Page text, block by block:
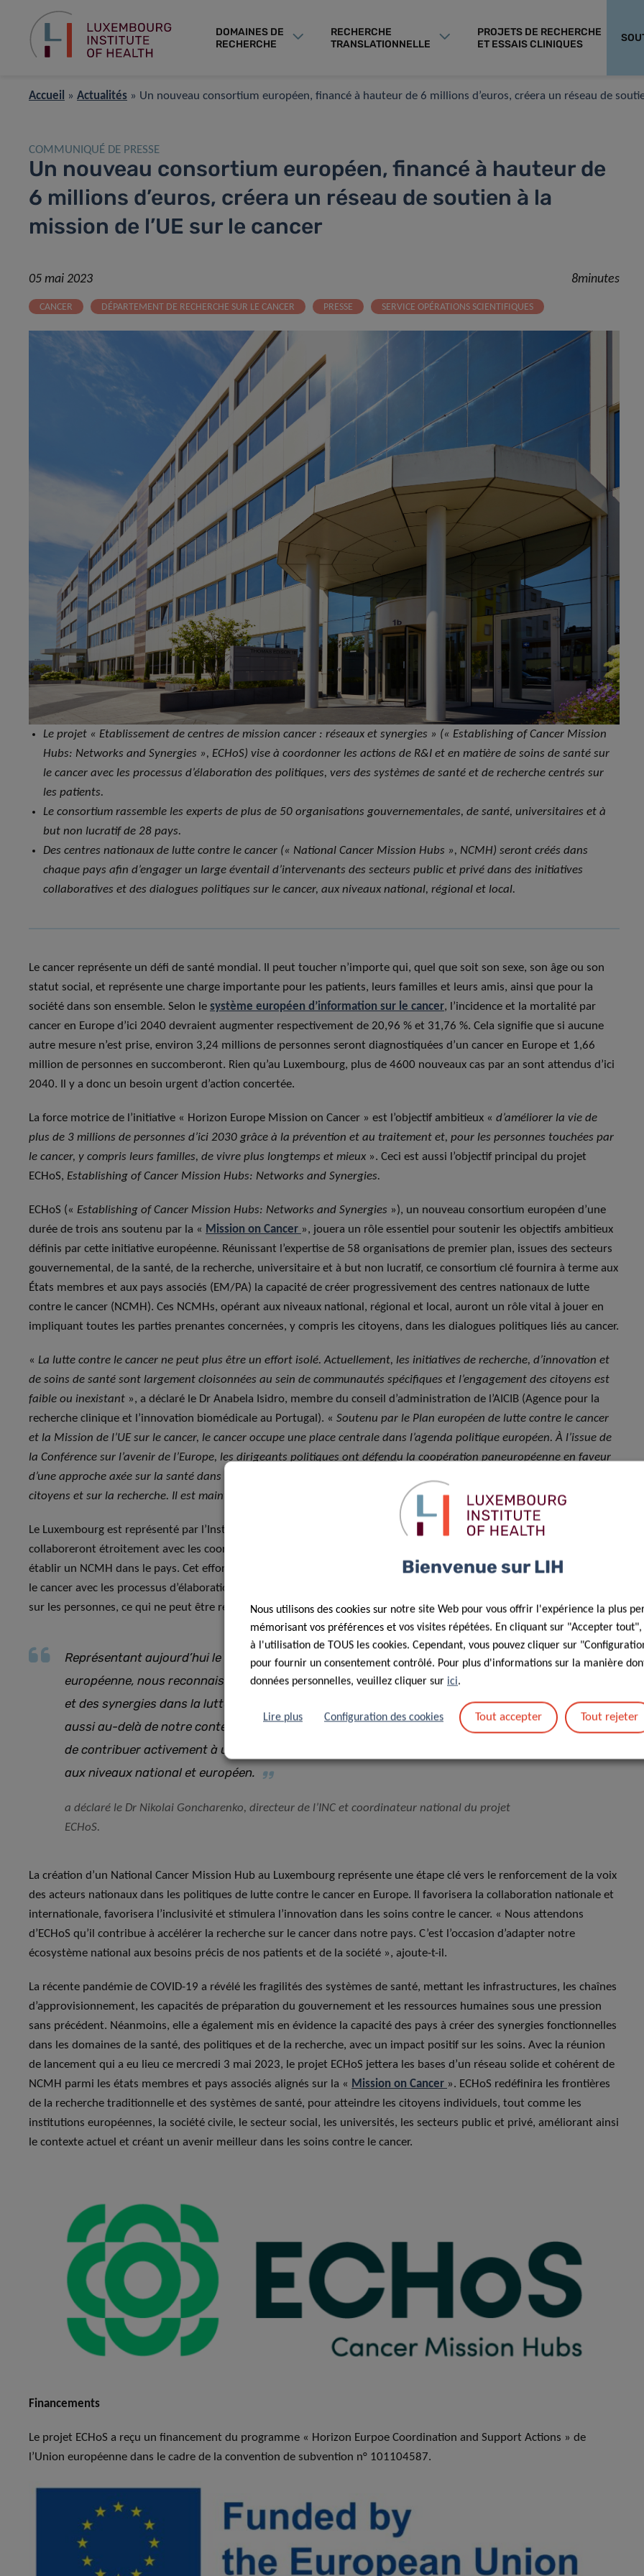
DOMAINES DE
RECHERCHE
RECHERCHE
TRANSLATIONNELLE
PROJETS DE RECHERCHE
ET ESSAIS CLINIQUES
Accueil » Actualités » Un nouveau consortium européen, financé à hauteur de 6 millions d’euros, créera un réseau de
COMMUNIQUÉ DE PRESSE
Un nouveau consortium européen, financé à hauteur de
6 millions d’euros, créera un réseau de soutien à la
mission de l’UE sur le cancer
05 mai 2023 8minutes
CANCER DÉPARTEMENT DE RECHERCHE SUR LE CANCER PRESSE SERVICE OPÉRATIONS SCIENTIFIQUES
Le projet « Etablissement de centres de mission cancer : réseaux et synergies » (« Establishing of Cancer Mission
Hubs: Networks and Synergies », ECHoS) vise à coordonner les actions de R&I et en matière de soins de santé sur
le cancer avec les processus d’élaboration des politiques, vers des systèmes de santé et de recherche centrés sur
les patients.
Le consortium rassemble les experts de plus de 50 organisations gouvernementales, de santé, universitaires et à
but non lucratif de 28 pays.
Des centres nationaux de lutte contre le cancer (« National Cancer Mission Hubs », NCMH) seront créés dans
chaque pays afin d’engager un large éventail d’intervenants des secteurs public et privé dans des initiatives
collaboratives et des dialogues politiques sur le cancer, aux niveaux national, régional et local.
Le cancer représente un défi de santé mondial. Il peut toucher n’importe qui, quel que soit son sexe, son âge ou son
statut social, et représente une charge importante pour les patients, leurs familles et leurs amis, ainsi que pour la
société dans son ensemble. Selon le système européen d’information sur le cancer, l’incidence et la mortalité par
cancer en Europe d’ici 2040 devraient augmenter respectivement de 20,96 % et 31,76 %. Cela signifie que si aucune
autre mesure n’est prise, environ 3,24 millions de personnes seront diagnostiquées d’un cancer en Europe et 1,66
million de personnes en succomberont. Rien qu’au Luxembourg, plus de 4600 nouveaux cas par an sont attendus d’ici
2040. Il y a donc un besoin urgent d’action concertée.
La force motrice de l’initiative « Horizon Europe Mission on Cancer » est l’objectif ambitieux « d’améliorer la vie de
plus de 3 millions de personnes d’ici 2030 grâce à la prévention et au traitement et, pour les personnes touchées par
le cancer, y compris leurs familles, de vivre plus longtemps et mieux ». Ceci est aussi l’objectif principal du projet
ECHoS, Establishing of Cancer Mission Hubs: Networks and Synergies.
ECHoS (« Establishing of Cancer Mission Hubs: Networks and Synergies »), un nouveau consortium européen d’une
durée de trois ans soutenu par la « Mission on Cancer », jouera un rôle essentiel pour soutenir les objectifs ambitieux
définis par cette initiative européenne. Réunissant l’expertise de 58 organisations de premier plan, issues des secteurs
gouvernemental, de la santé, de la recherche, universitaire et à but non lucratif, ce consortium clé fournira à terme aux
États membres et aux pays associés (EM/PA) la capacité de créer progressivement des centres nationaux de lutte
contre le cancer (NCMH). Ces NCMHs, opérant aux niveaux national, régional et local, auront un rôle vital à jouer en
impliquant toutes les parties prenantes concernées, y compris les citoyens, dans les dialogues politiques liés au cancer.
« La lutte contre le cancer ne peut plus être un effort isolé. Actuellement, les initiatives de recherche, d’innovation et
de soins de santé sont largement cloisonnées au sein de communautés spécifiques et l’engagement des citoyens est
faible ou inexistant », a déclaré le Dr Anabela Isidro, membre du conseil d’administration de l’AICIB (Agence pour la
recherche clinique et l’innovation biomédicale au Portugal). « Soutenu par le Plan européen de lutte contre le cancer
et la Mission de l’UE sur le cancer, le cancer occupe une place centrale dans l’agenda politique européen. À l’issue de
la Conférence sur l’avenir de l’Europe, les dirigeants politiques ont défendu la coopération paneuropéenne en faveur
d’une approche axée sur la santé dans toutes les politiques et d’un programme fondé sur les données, centré sur les
citoyens et sur la recherche. Il est maintenant temps d’agir.
Le Luxembourg est représenté par l’Institut National du Cancer (INC) et le Luxembourg Institute of Health (LIH), qui
collaboreront étroitement avec les coordinateurs du consortium (AICIB) et des plus grands experts Européens, pour
établir un NCMH dans le pays. Cet effort combiné coordonnera les actions de R&I et en matière de soins de santé sur
le cancer avec les processus d’élaboration des politiques, vers des systèmes de soins de santé et de recherche centrés
sur les personnes, ce qui ne peut être réalisé par des efforts individuels et des initiatives fragmentées.
Représentant aujourd’hui le deuxième plus petit État membre de l’Union
européenne, nous reconnaissons pleinement la nécessité d’établir des réseaux
et des synergies dans la lutte contre le cancer, non seulement à l’intérieur mais
aussi au-delà de notre contexte national. Nous avons maintenant l’opportunité
de contribuer activement à un projet qui connectera et promouvra cette notion
aux niveaux national et européen.
a déclaré le Dr Nikolai Goncharenko, directeur de l’INC et coordinateur national du projet
ECHoS.
La création d’un National Cancer Mission Hub au Luxembourg représente une étape clé vers le renforcement de la voix
des acteurs nationaux dans les politiques de lutte contre le cancer en Europe. Il favorisera la collaboration nationale et
internationale, favorisera l’inclusivité et stimulera l’innovation dans les soins contre le cancer. « Nous attendons
d’ECHoS qu’il contribue à accélérer la recherche sur le cancer dans notre pays. C’est l’occasion d’adapter notre
écosystème national aux besoins précis de nos patients et de la société », ajoute-t-il.
La récente pandémie de COVID-19 a révélé les fragilités des systèmes de santé, mettant les infrastructures, les chaînes
d’approvisionnement, les capacités de préparation du gouvernement et les ressources humaines sous une pression
sans précédent. Néanmoins, elle a également mis en évidence la capacité des pays à créer des synergies fonctionnelles
dans les domaines de la santé, des politiques et de la recherche, avec un impact positif sur les soins. Avec la réunion
de lancement qui a eu lieu ce mercredi 3 mai 2023, le projet ECHoS jettera les bases d’un réseau solide et cohérent de
NCMH parmi les états membres et pays associés alignés sur la « Mission on Cancer ». ECHoS redéfinira les frontières
de la recherche traditionnelle et des systèmes de santé, pour atteindre les citoyens individuels, tout comme les
institutions européennes, la société civile, le secteur social, les universités, les secteurs public et privé, améliorant ainsi
le contexte actuel et créant un avenir meilleur dans les soins contre le cancer.
Financements
Le projet ECHoS a reçu un financement du programme « Horizon Eurpoe Coordination and Support Actions » de
l’Union européenne dans le cadre de la convention de subvention n° 101104587.
Bienvenue sur LIH
Nous utilisons des cookies sur notre site Web pour vous offrir l'expérience la plus
mémorisant vos préférences et vos visites répétées. En cliquant sur "Accepter tout",
à l'utilisation de TOUS les cookies. Cependant, vous pouvez cliquer sur
pour fournir un consentement contrôlé. Pour plus d'informations sur la manière
données personnelles, veuillez cliquer sur ici.
Lire plus Configuration des cookies Tout accepter Tout rejeter